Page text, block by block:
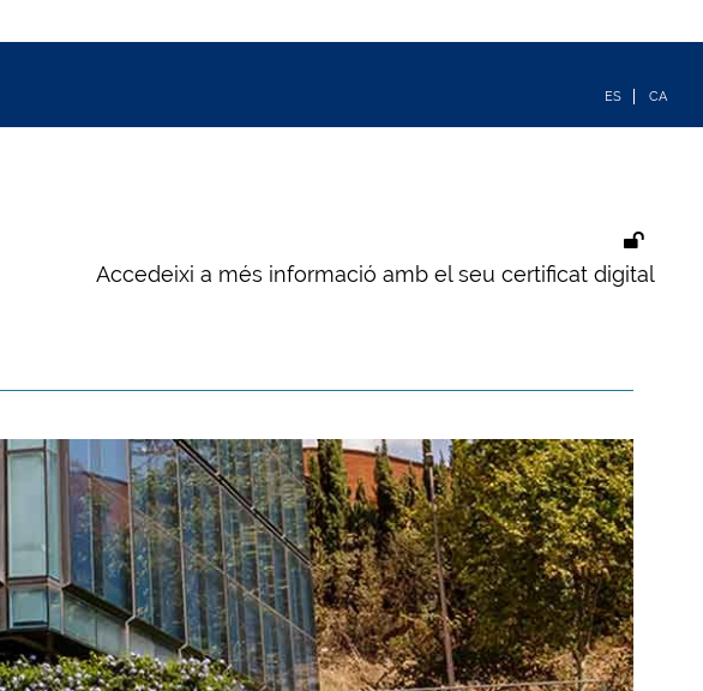
Accedeixi a més informació amb el seu certificat digital